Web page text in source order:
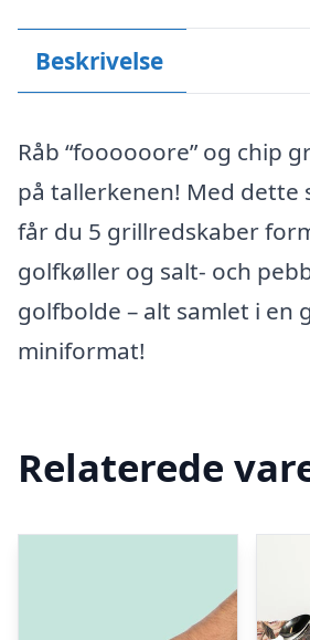
Beskrivelse
Råb “foooooore” og chip
på tallerkenen! Med dette
får du 5 grillredskaber
golfkøller og salt- och
golfbolde – alt samlet i en
miniformat!
Relaterede